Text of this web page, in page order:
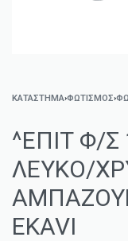
ΚΑΤΑΣΤΗΜΑ›ΦΩΤΙΣΜΌΣ›
^ΕΠΙΤ Φ/
ΛΕΥΚΟ/
EKAVI